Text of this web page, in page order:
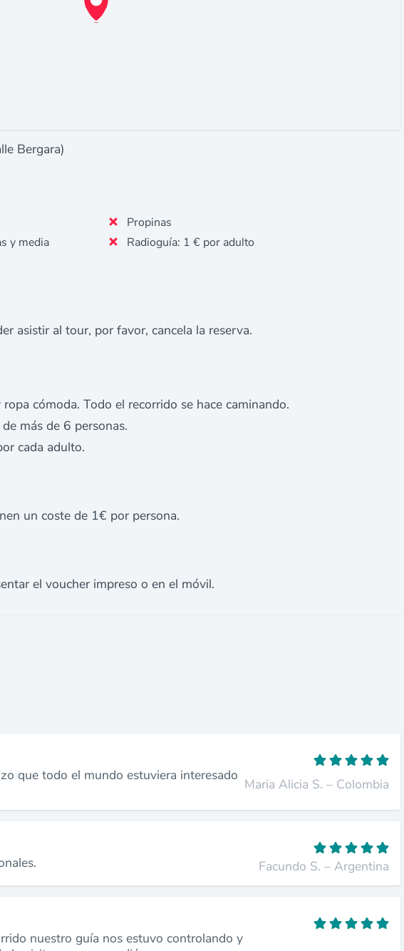
Bergara)
y media
Propinas
Radioguía: 1 € por adulto
asistir al tour, por favor, cancela la reserva.
cómoda. Todo el recorrido se hace caminando.
más de 6 personas.
cada adulto.
un coste de 1€ por persona.
el voucher impreso o en el móvil.
que todo el mundo estuviera interesado
Maria Alicia S. – Colombia
Facundo S. – Argentina
nuestro guía nos estuvo controlando y